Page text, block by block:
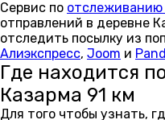
Сервис по отслеживанию
отправлений в деревне
отследить посылку из
Алиэкспресс, Joom и
Где находится
Казарма 91 км
Для того чтобы узнать,